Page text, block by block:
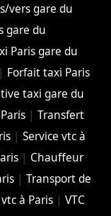
vers gare du
gare du
Paris gare du
| Forfait taxi Paris
taxi gare du
| Transfert
|Service vtc à
| Chauffeur
|Transport de
à Paris| VTC